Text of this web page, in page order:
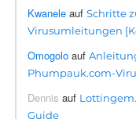
Kwanele aufSchritte
Virusumleitungen
Omogolo auf
Phumpauk.com-
Dennis auf
Guide